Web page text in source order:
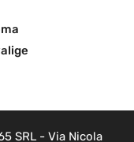
SRL - Via Nicola